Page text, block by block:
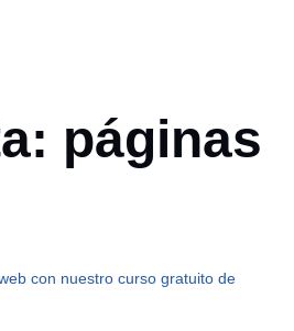
páginas
con nuestro curso gratuito de